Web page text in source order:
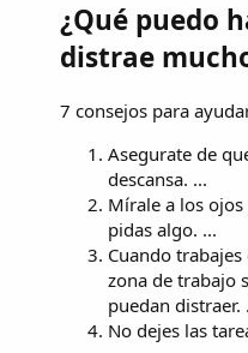
¿Qué puedo
distrae
7 consejos para
Asegurate de
descansa. ...
Mírale a los
pidas algo. ...
Cuando trabajes
zona de trabajo
puedan distraer.
No dejes las